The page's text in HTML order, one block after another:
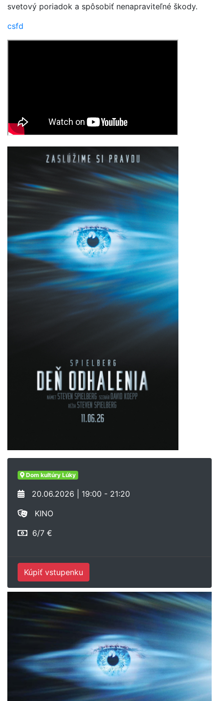
svetový poriadok a spôsobiť nenapraviteľné škody.
csfd
Dom kultúry Lúky
20.06.2026 | 19:00 - 21:20
KINO
6/7 €
Kúpiť vstupenku